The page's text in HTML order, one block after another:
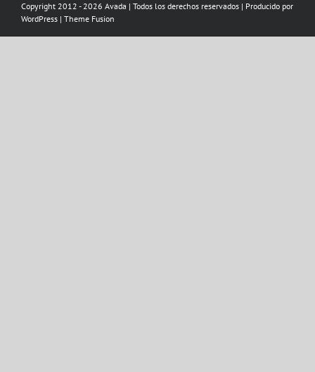
Copyright 2012 - 2026 Avada | Todos los derechos reservados | Producido por
WordPress | Theme Fusion